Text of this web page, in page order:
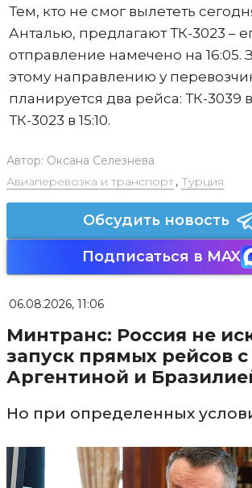
Тем, кто не смог вылететь
Анталью, предлагают ТК-3023 –
отправление намечено на 16:05.
этому направлению у
планируется два рейса: ТК-3039 в
ТК-3023 в 15:10.
Автор: Оксана Селезнева
Авиаперевозка и транспорт, Турция
Обсудить новость
Подписаться в MAX
06.08.2026, 11:06
Минтранс: Россия не
запуск прямых рейсов с
Аргентиной и
Но при определенных